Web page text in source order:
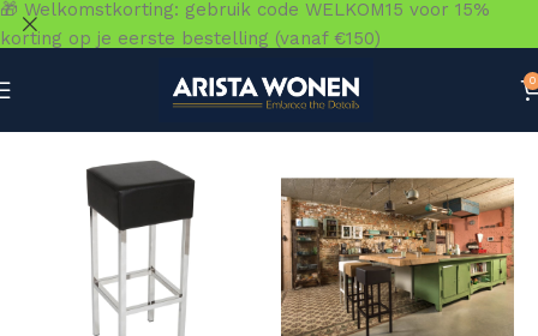
0
🎁 Welkomstkorting: gebruik code WELKOM15 voor 15%
korting op je eerste bestelling (vanaf €150)